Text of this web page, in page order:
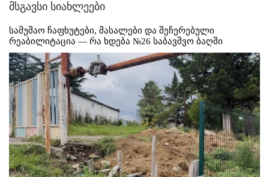
მსგავსი სიახლეები
სამუშაო ჩაფხუტები, მასალები და შეჩერებული
რეაბილიტაცია — რა ხდება №26 საბავშვო ბაღში